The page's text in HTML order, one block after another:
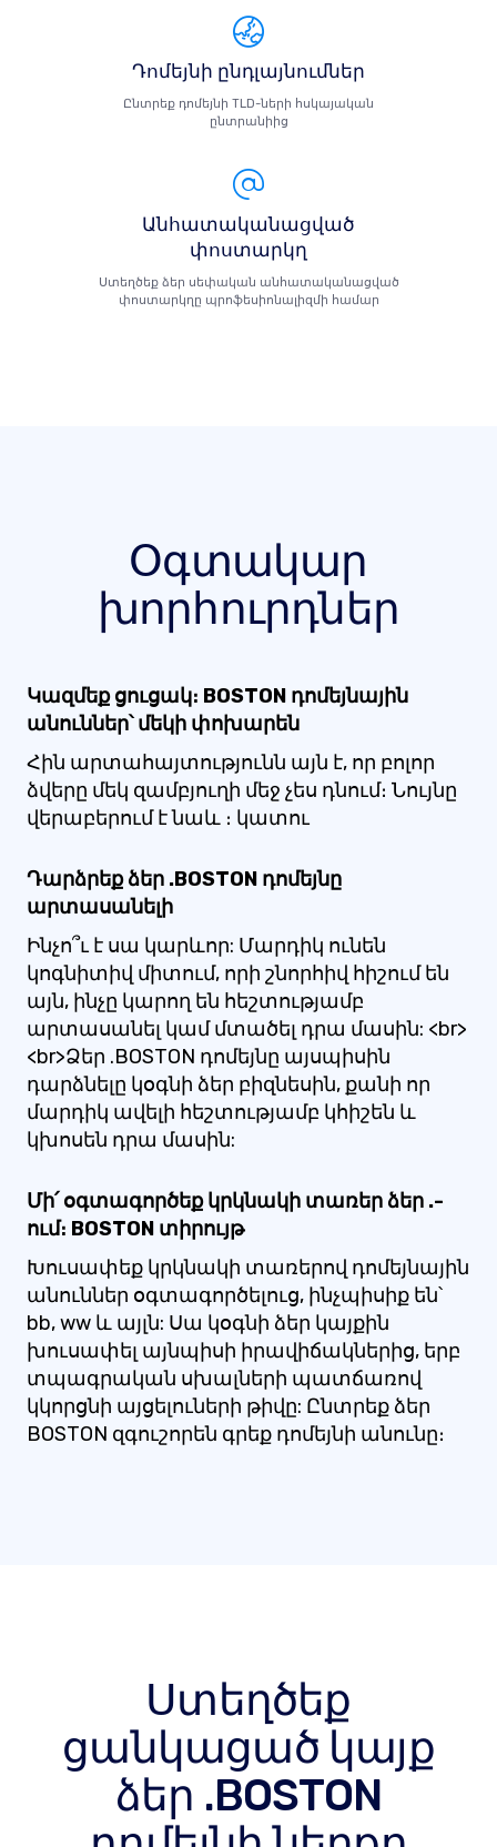
Դոմեյնի ընդլայնումներ
Ընտրեք դոմեյնի TLD-ների հսկայական
ընտրանիից
Անհատականացված
փոստարկղ
Ստեղծեք ձեր սեփական անհատականացված
փոստարկղը պրոֆեսիոնալիզմի համար
Օգտակար
խորհուրդներ
Կազմեք ցուցակ։ BOSTON դոմեյնային
անուններ՝ մեկի փոխարեն
Հին արտահայտությունն այն է, որ բոլոր
ձվերը մեկ զամբյուղի մեջ չես դնում։ Նույնը
վերաբերում է նաև ։ կատու
Դարձրեք ձեր .BOSTON դոմեյնը
արտասանելի
Ինչո՞ւ է սա կարևոր: Մարդիկ ունեն
կոգնիտիվ միտում, որի շնորհիվ հիշում են
այն, ինչը կարող են հեշտությամբ
արտասանել կամ մտածել դրա մասին: <br>
<br>Ձեր .BOSTON դոմեյնը այսպիսին
դարձնելը կօգնի ձեր բիզնեսին, քանի որ
մարդիկ ավելի հեշտությամբ կհիշեն և
կխոսեն դրա մասին:
Մի՛ օգտագործեք կրկնակի տառեր ձեր .-
ում։ BOSTON տիրույթ
Խուսափեք կրկնակի տառերով դոմեյնային
անուններ օգտագործելուց, ինչպիսիք են՝
bb, ww և այլն: Սա կօգնի ձեր կայքին
խուսափել այնպիսի իրավիճակներից, երբ
տպագրական սխալների պատճառով
կկորցնի այցելուների թիվը: Ընտրեք ձեր
BOSTON զգուշորեն գրեք դոմեյնի անունը։
Ստեղծեք
ցանկացած կայք
ձեր .BOSTON